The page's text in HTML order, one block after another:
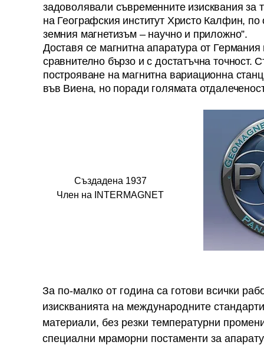
задоволявали съвременните изисквания за
на Географския институт Христо Калфин,
земния магнетизъм – научно и приложно”.
Доставя се магнитна апаратура от
сравнително бързо и с достатъчна точност.
построяване на магнитна вариационна
във Виена, но поради голямата
Създадена 1937
Член на INTERMAGNET
За по-малко от година са готови всички
изискванията на международните
материали, без резки температурни
специални мраморни постаменти за